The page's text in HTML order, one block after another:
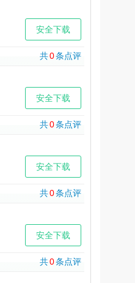
安全下载
共0条点评
安全下载
共0条点评
安全下载
共0条点评
安全下载
共0条点评